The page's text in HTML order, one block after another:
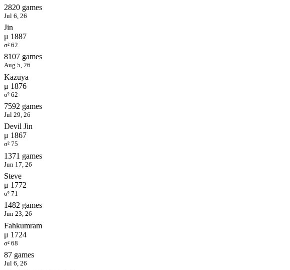
2820 games
Jul 6, 26
Jin
μ 1887
σ² 62
8107 games
Aug 5, 26
Kazuya
μ 1876
σ² 62
7592 games
Jul 29, 26
Devil Jin
μ 1867
σ² 75
1371 games
Jun 17, 26
Steve
μ 1772
σ² 71
1482 games
Jun 23, 26
Fahkumram
μ 1724
σ² 68
87 games
Jul 6, 26